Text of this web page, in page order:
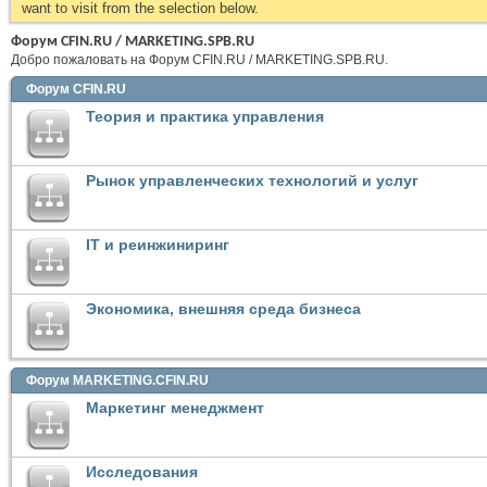
want to visit from the selection below.
Форум CFIN.RU / MARKETING.SPB.RU
Добро пожаловать на Форум CFIN.RU / MARKETING.SPB.RU.
Форум CFIN.RU
Теория и практика управления
Рынок управленческих технологий и услуг
IT и реинжиниринг
Экономика, внешняя среда бизнеса
Форум MARKETING.CFIN.RU
Маркетинг менеджмент
Исследования